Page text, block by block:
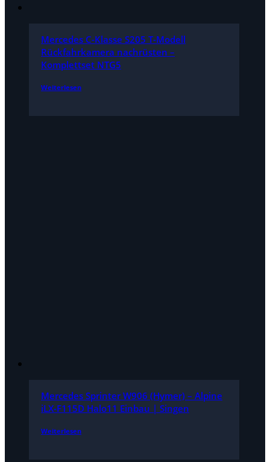
Mercedes C-Klasse S205 T-Modell
Rückfahrkamera nachrüsten –
Komplettset NTG5
Weiterlesen
Mercedes Sprinter W906 (Hymer) – Alpine
iLX-F115D Halo11 Einbau | Singen
Weiterlesen